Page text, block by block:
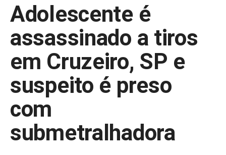
Adolescente é
assassinado a tiros
em Cruzeiro, SP e
suspeito é preso
com
submetralhadora